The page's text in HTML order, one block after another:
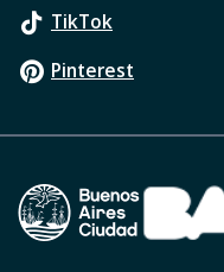
TikTok
Pinterest